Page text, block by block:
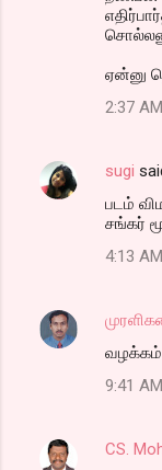
ஏன்னு
2:37 AM
sugi
படம்
சங்கர்
4:13 AM
வழக்கம்
9:41 AM
CS.